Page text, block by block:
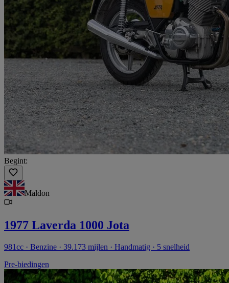
Begint:
Maldon
1977 Laverda 1000 Jota
981cc · Benzine · 39.173 mijlen · Handmatig · 5 snelheid
Pre-biedingen